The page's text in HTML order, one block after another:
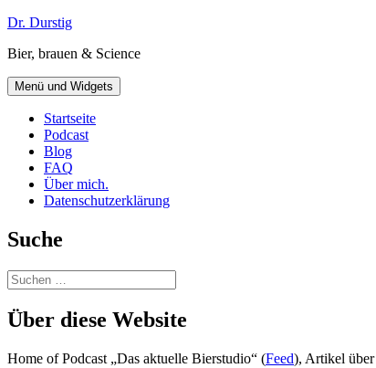
Zum
springen
Dr. Durstig
Bier, brauen & Science
Menü und Widgets
Startseite
Podcast
Blog
FAQ
Über mich.
Datenschutzerklärung
Suche
Suchen
nach:
Über diese Website
Home of Podcast „Das aktuelle Bierstudio“ (Feed), Artikel